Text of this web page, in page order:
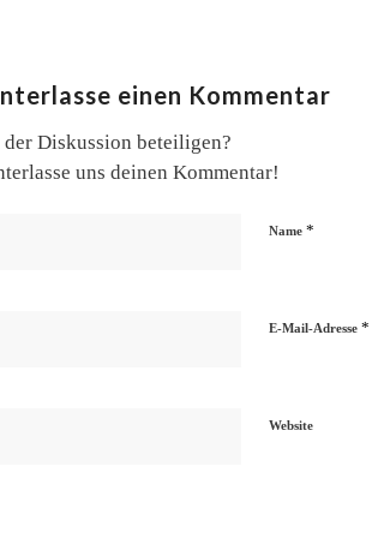
einen Kommentar
der Diskussion beteiligen?
uns deinen Kommentar!
Name*
E-Mail-Adresse*
Website